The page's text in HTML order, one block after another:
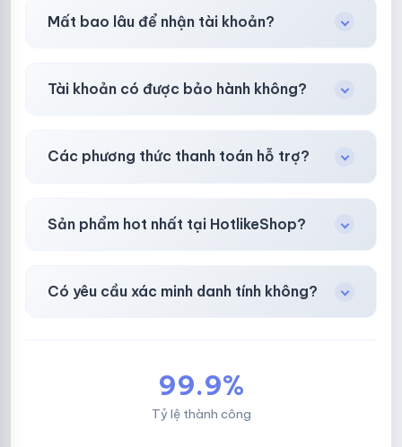
ràng trước khi bạn mua.
Mất bao lâu để nhận tài khoản?
toán thành công.
Tài khoản có được bảo hành không?
sách công khai.
Các phương thức thanh toán hỗ trợ?
các ví điện tử phổ biến.
Sản phẩm hot nhất tại HotlikeShop?
Có yêu cầu xác minh danh tính không?
99.9%
Tỷ lệ thành công